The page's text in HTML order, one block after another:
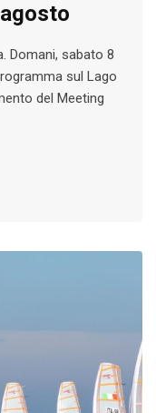
Domani, sabato 8
sul Lago
del Meeting